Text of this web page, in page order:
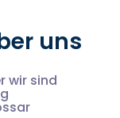
uns
wir sind